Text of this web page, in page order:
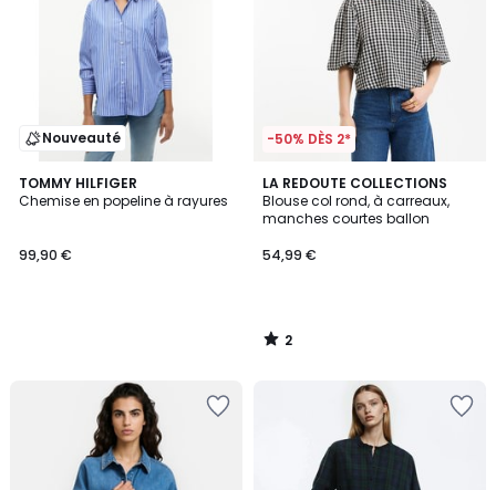
Nouveauté
TOMMY HILFIGER
Chemise en popeline à rayures
99,90 €
-50% DÈS 2*
LA REDOUTE COLLECTIONS
Blouse col rond, à carreaux,
manches courtes ballon
54,99 €
2
/
5
2
/